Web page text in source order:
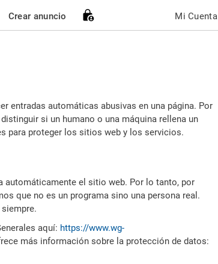
Crear anuncio Mi Cuenta
entradas automáticas abusivas en una página. Por
si un humano o una máquina rellena un
para proteger los sitios web y los servicios.
automáticamente el sitio web. Por lo tanto, por
que no es un programa sino una persona real.
aquí: https://www.wg-
más información sobre la protección de datos: